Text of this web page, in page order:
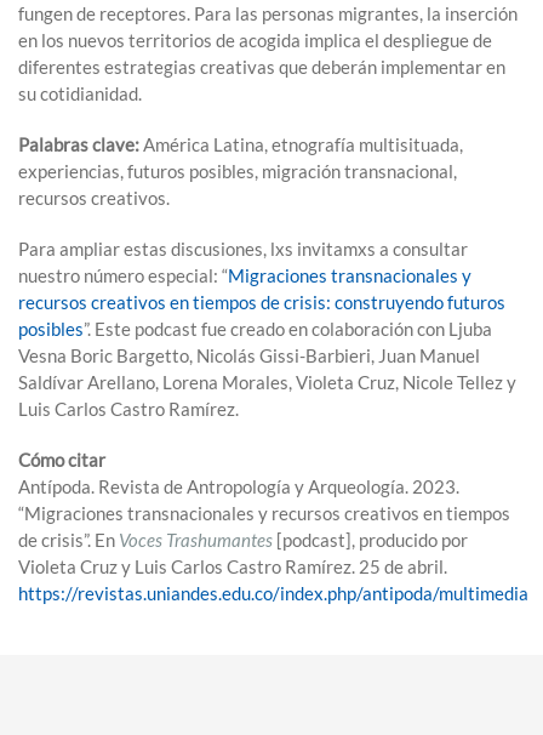
fungende receptores. Para las personas migrantes, la inserción
en los nuevos territorios de acogida implica el despliegue de
diferentes estrategias creativas que deberán implementaren
su cotidianidad.
Palabras clave:América Latina,etnografía multisituada,
experiencias,futuros posibles, migración transnacional,
recursos creativos.
Para ampliar estas discusiones, lxs invitamxs a consultar
nuestro número especial: “Migraciones transnacionales y
recursos creativos en tiempos de crisis: construyendo futuros
posibles”. Este podcast fue creado en colaboración con Ljuba
Vesna Boric Bargetto, Nicolás Gissi-Barbieri, Juan Manuel
Saldívar Arellano, Lorena Morales, Violeta Cruz, NicoleTellezy
Luis Carlos Castro Ramírez.
Cómo citar
Antípoda. Revista de Antropología y Arqueología. 2023.
“Migraciones transnacionales y recursos creativos en tiempos
de crisis”. En Voces Trashumantes [podcast], producido por
Violeta Cruzy Luis Carlos Castro Ramírez. 25 deabril.
https://revistas.uniandes.edu.co/index.php/antipoda/multimedia